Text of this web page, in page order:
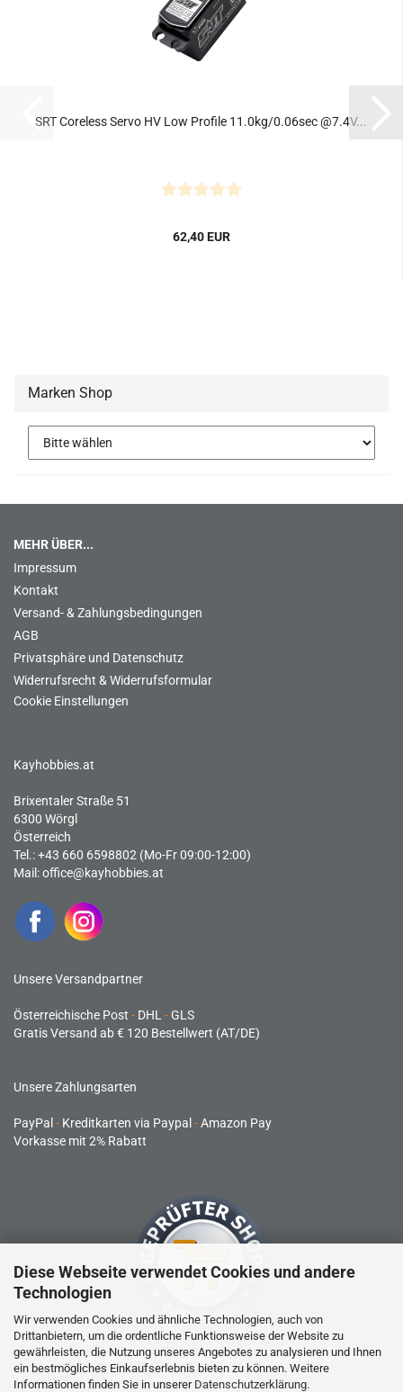
Diese Webseite verwendet Cookies und andere
Technologien
Wir verwenden Cookies und ähnliche Technologien, auch von
Drittanbietern, um die ordentliche Funktionsweise der Website zu
gewährleisten, die Nutzung unseres Angebotes zu analysieren und Ihnen
ein bestmögliches Einkaufserlebnis bieten zu können. Weitere
Informationen finden Sie in unserer Datenschutzerklärung.
SRT Coreless Servo HV Low Profile 11.0kg/0.06sec @7.4V...
62,40 EUR
Marken Shop
MEHR ÜBER...
Impressum
Kontakt
Versand- & Zahlungsbedingungen
AGB
Privatsphäre und Datenschutz
Widerrufsrecht & Widerrufsformular
Cookie Einstellungen
Kayhobbies.at
Brixentaler Straße 51
6300 Wörgl
Österreich
Tel.: +43 660 6598802 (Mo-Fr 09:00-12:00)
Mail:office@kayhobbies.at
Unsere Versandpartner
Österreichische Post - DHL -GLS
Gratis Versand ab € 120 Bestellwert (AT/DE)
Unsere Zahlungsarten
PayPal - Kreditkarten via Paypal -Amazon Pay
Vorkasse mit 2% Rabatt
RC-Produkte sind kein Spielzeug und nicht für Kinder unter 14
Jahren geeignet.